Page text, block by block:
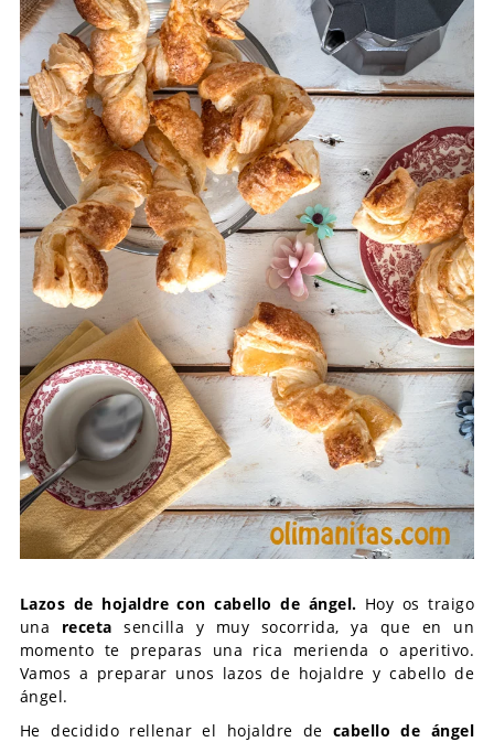
Lazos de hojaldre con cabello de ángel. Hoy os traigo
una receta sencilla y muy socorrida, ya que en un
momento te preparas una rica merienda o aperitivo.
Vamos a preparar unos lazos de hojaldre y cabello de
ángel.
He decidido rellenar el hojaldre de cabello de ángel